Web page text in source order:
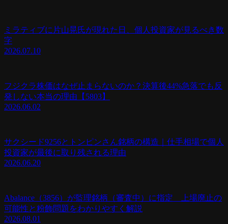
ミラティブに片山晃氏が現れた日、個人投資家が見るべき数
字
2026.07.10
フジクラ株価はなぜ止まらないのか？決算後44%急落でも反
発しない本当の理由【5803】
2026.06.02
サクシード9256とトンピンさん銘柄の構造｜仕手相場で個人
投資家が最後に取り残される理由
2026.06.20
Abalance（3856）が監理銘柄（審査中）に指定 上場廃止の
可能性と粉飾問題をわかりやすく解説
2026.08.01